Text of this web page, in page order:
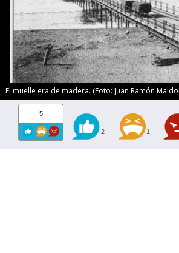
El muelle era de madera. (Foto: Juan Ramón
5
2 1